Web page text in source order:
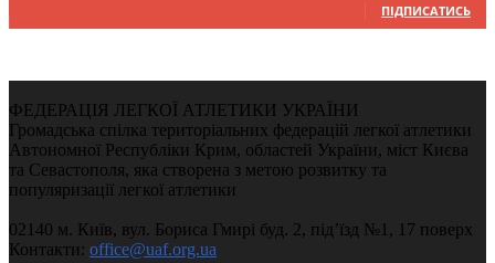
ПІДПИСАТИСЬ
ФЕДЕРАЦІЯ ЛЕГКОЇ АТЛЕТИКИ УКРАЇНИ
Громадська спілка територіальних федерацій легкої атлетики
Автономної Республіки Крим, областей України, міст Києва
та Севастополя, яка створена з метою розвитку та
популяризації легкої атлетики
02140 м. Київ, вул. Бориса Гмирі буд. 2, під’їзд №1, 17 поверх
Контакти: office@uaf.org.ua